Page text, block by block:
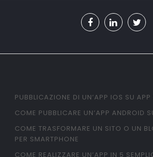
PUBBLICAZIONE DI UN’APP IOS SU APP
COME PUBBLICARE UN’APP ANDROID
COME TRASFORMARE UN SITO O UN
PER SMARTPHONE
COME REALIZZARE UN’APP IN 5